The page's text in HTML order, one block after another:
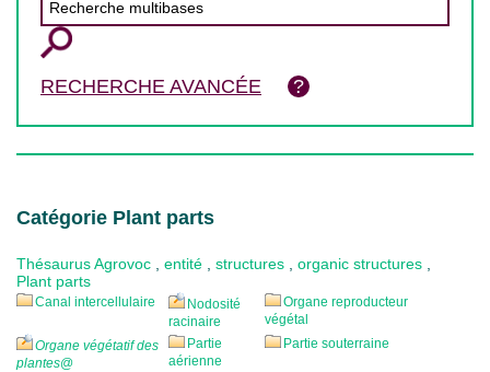
RECHERCHE AVANCÉE
Catégorie Plant parts
Thésaurus Agrovoc entité structures organic structures
Plant parts
Canal intercellulaire
Nodosité
racinaire
Organe reproducteur
végétal
Organe végétatif des
plantes@
Partie
aérienne
Partie souterraine